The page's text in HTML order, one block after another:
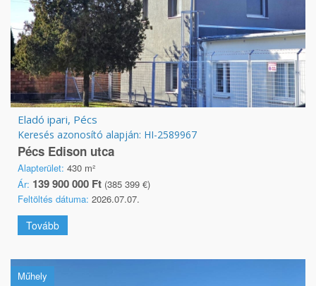
Eladó ipari, Pécs
Keresés azonosító alapján: HI-2589967
Pécs Edison utca
Alapterület: 430 m²
Ár: 139 900 000 Ft (385 399 €)
Feltöltés dátuma: 2026.07.07.
Tovább
Műhely